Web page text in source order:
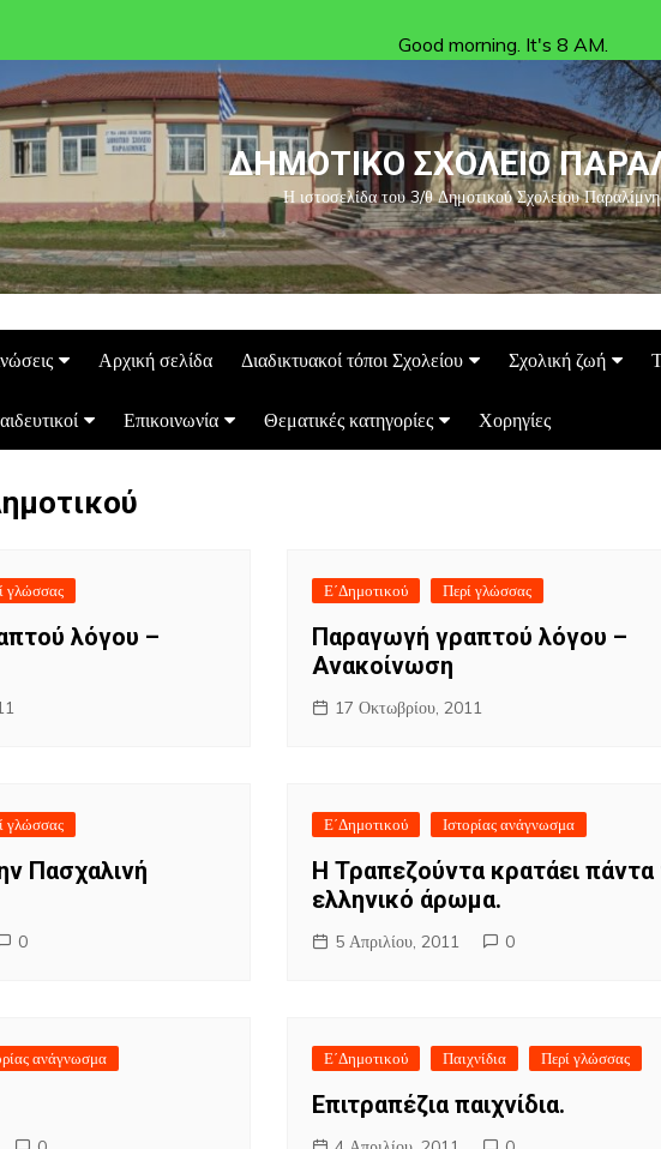
Good morning. It's 8 AM.
ΔΗΜΟΤΙΚΟ ΣΧΟΛΕΙΟ
Η ιστοσελίδα του 3/θ Δημοτικού Σχολείου
Αρχική σελίδα Διαδικτυακοί τόποι Σχολείου Σχολική ζωή
Επικοινωνία Θεματικές κατηγορίες Χορηγίες
γλώσσας
λόγου –
Ε΄Δημοτικού Περί γλώσσας
Παραγωγή γραπτού λόγου –
Ανακοίνωση
17 Οκτωβρίου, 2011
γλώσσας
Πασχαλινή
0
Ε΄Δημοτικού Ιστορίας ανάγνωσμα
Η Τραπεζούντα κρατάει πάντα
ελληνικό άρωμα.
5 Απριλίου, 2011 0
ανάγνωσμα Ε΄Δημοτικού Παιχνίδια Περί γλώσσας
Επιτραπέζια παιχνίδια.
να διαβάσετε αναλυτικά {ολόκληρες} τις